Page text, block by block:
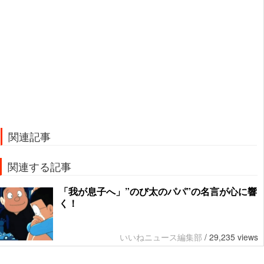
関連記事
関連する記事
「我が息子へ」”のび太のパパ”の名言が心に響
く！
いいねニュース編集部 / 29,235 views